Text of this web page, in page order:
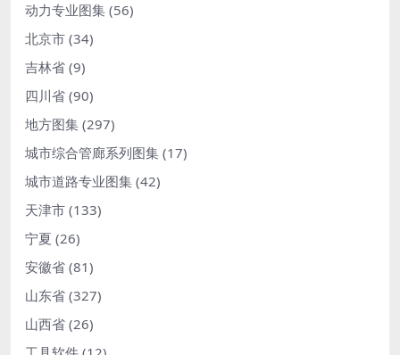
动力专业图集 (56)
北京市 (34)
吉林省 (9)
四川省 (90)
地方图集 (297)
城市综合管廊系列图集 (17)
城市道路专业图集 (42)
天津市 (133)
宁夏 (26)
安徽省 (81)
山东省 (327)
山西省 (26)